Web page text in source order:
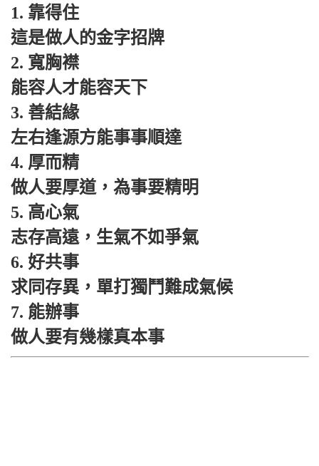
1. 靠得住
這是做人的金字招牌
2. 寬胸襟
能容人才能容天下
3. 善結緣
左右逢源方能事事順達
4. 厚而精
做人要厚道，為事要精明
5. 高心氣
志存高遠，生氣不如爭氣
6. 好共事
求同存異，單打獨鬥難成氣候
7. 能辦事
做人要有幾樣真本事